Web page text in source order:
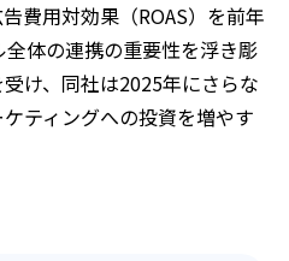
費用対効果（ROAS）を前年
体の連携の重要性を浮き彫
け、同社は2025年にさらな
ティングへの投資を増やす